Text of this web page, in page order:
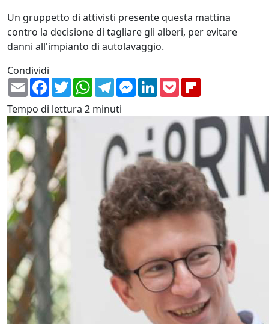
Un gruppetto di attivisti presente questa mattina
contro la decisione di tagliare gli alberi, per evitare
danni all'impianto di autolavaggio.
Condividi
EmailFacebook
TwitterWhatsApp
TelegramMessenger
LinkedIn
Pocket
Tempo di lettura 2 minuti